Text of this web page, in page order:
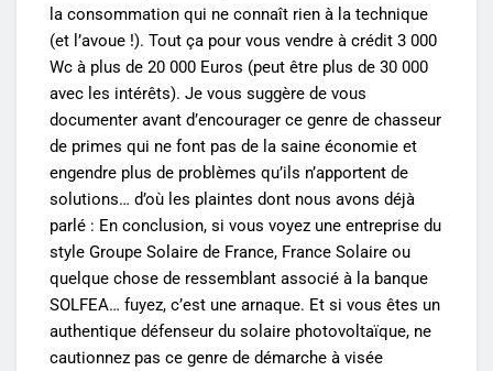
la consommation qui ne connaît rien à la technique
(et l’avoue !). Tout ça pour vous vendre à crédit 3 000
Wc à plus de 20 000 Euros (peut être plus de 30 000
avec les intérêts). Je vous suggère de vous
documenter avant d’encourager ce genre de chasseur
de primes qui ne font pas de la saine économie et
engendre plus de problèmes qu’ils n’apportent de
solutions… d’où les plaintes dont nous avons déjà
parlé : En conclusion, si vous voyez une entreprise du
style Groupe Solaire de France, France Solaire ou
quelque chose de ressemblant associé à la banque
SOLFEA… fuyez, c’est une arnaque. Et si vous êtes un
authentique défenseur du solaire photovoltaïque, ne
cautionnez pas ce genre de démarche à visée